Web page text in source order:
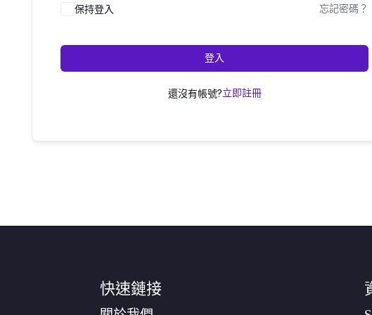
保持登入 忘記密碼？
登入
還沒有帳號?立即註冊
快速鏈接